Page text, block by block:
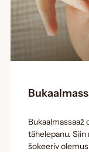
Bukaalmassaaž
tähelepanu. Siin
šokeeriv